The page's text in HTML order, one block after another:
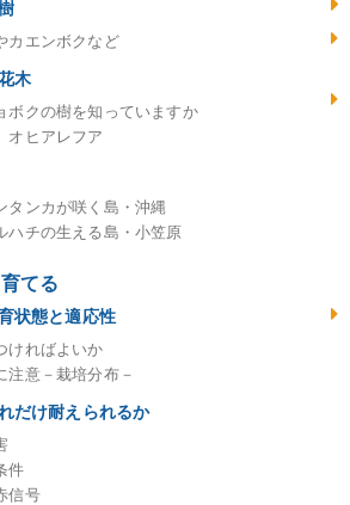
カエンボクなど
木
ボクの樹を知っていますか
オヒアレフア
タンカが咲く島・沖縄
ハチの生える島・小笠原
てる
状態と適応性
ければよいか
注意－栽培分布－
だけ耐えられるか
件
信号